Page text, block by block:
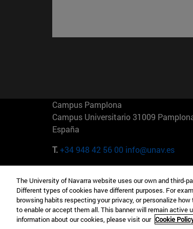
Campus Pamplona
Campus Universitario 31009
España
T.+34 948 42 56 00 info@unav.es
Camino del Cerro Águila 3 28023
Madrid España
T.+34 912 11 30 00
The University of Navarra website uses our own and third-
Different types of cookies have different purposes. For
browsing habits respecting your privacy, or personalize
to enable or accept them all. This banner will remain
information about our cookies, please visit our Cookie